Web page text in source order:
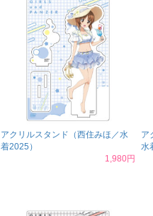
アクリルスタンド（西住みほ／水
着2025）
1,980円
ア
水